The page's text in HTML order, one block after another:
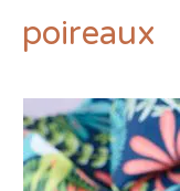
poireaux